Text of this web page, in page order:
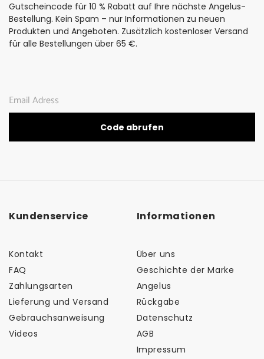
Gutscheincode für 10 % Rabatt auf Ihre nächste Angelus-
Bestellung. Kein Spam – nur Informationen zu neuen
Produkten und Angeboten. Zusätzlich kostenloser Versand
für alle Bestellungen über 65 €.
Code abrufen
Kundenservice
Kontakt
FAQ
Zahlungsarten
Lieferung und Versand
Gebrauchsanweisung
Videos
Informationen
Über uns
Geschichte der Marke
Angelus
Rückgabe
Datenschutz
AGB
Impressum